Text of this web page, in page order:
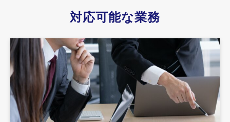
対応可能な業務